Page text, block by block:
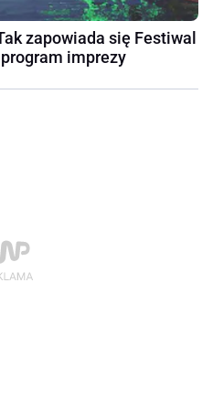
zapowiada się Festiwal
program imprezy